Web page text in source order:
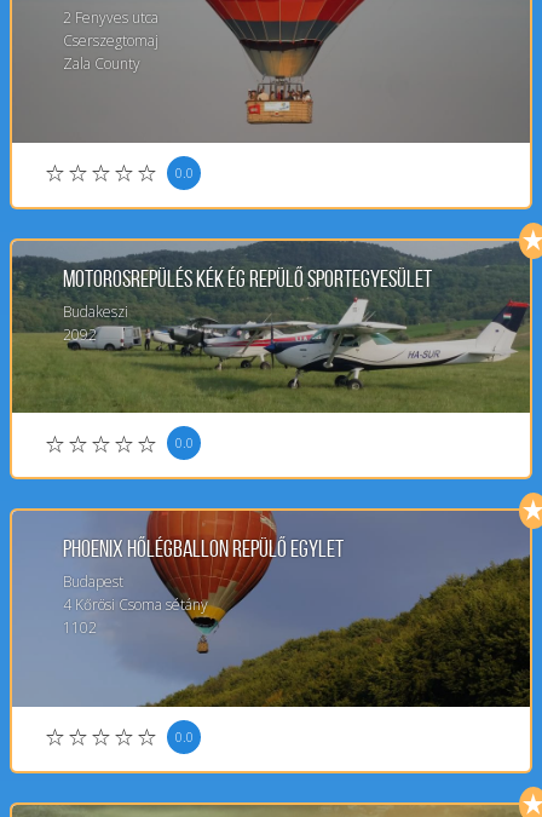
2 Fenyves utca
Cserszegtomaj
Zala County
0.0
Motorosrepülés Kék Ég Repülő Sportegyesület
Budakeszi
2092
0.0
Phoenix Hőlégballon Repülő Egylet
Budapest
4 Kőrösi Csoma sétány
1102
0.0